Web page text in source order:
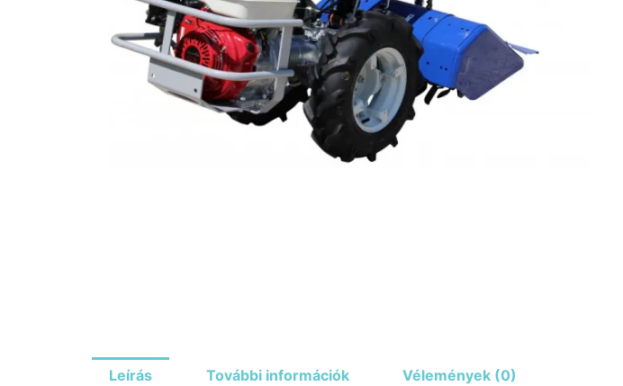
Leírás További információk Vélemények (0)